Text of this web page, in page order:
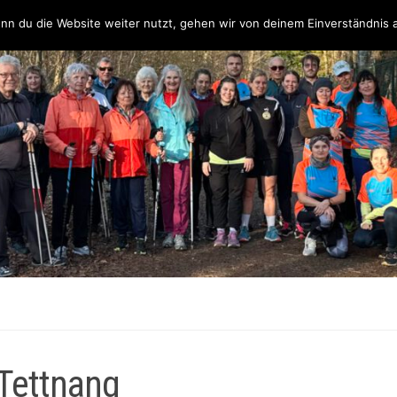
uns Unsere Partner & Sponsoren Unser Team & Kontakt
du die Website weiter nutzt, gehen wir von deinem Einverständnis